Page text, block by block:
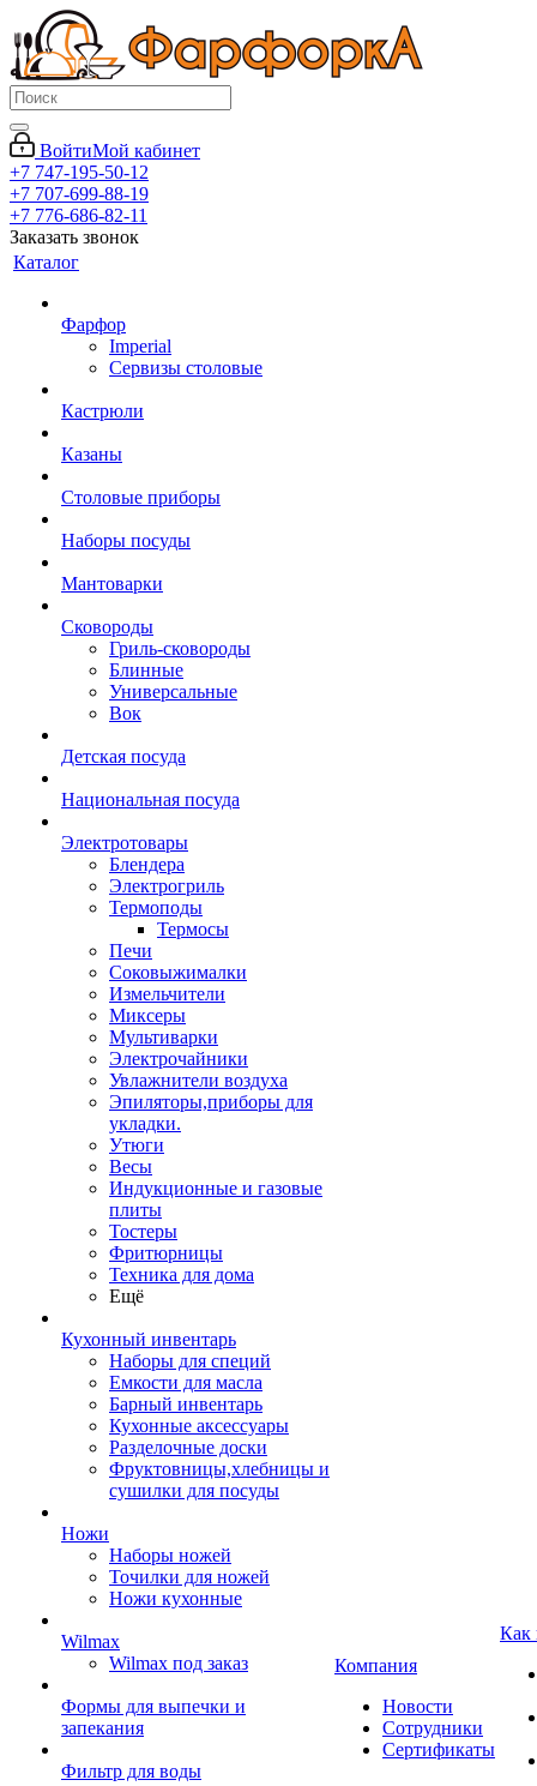
ВойтиМой кабинет
+7 747-195-50-12
+7 707-699-88-19
+7 776-686-82-11
Заказать звонок
Каталог
Фарфор
Imperial
Сервизы столовые
Кастрюли
Казаны
Столовые приборы
Наборы посуды
Мантоварки
Сковороды
Гриль-сковороды
Блинные
Универсальные
Вок
Детская посуда
Национальная посуда
Электротовары
Блендера
Электрогриль
Термоподы
Термосы
Печи
Соковыжималки
Измельчители
Миксеры
Мультиварки
Электрочайники
Увлажнители воздуха
Эпиляторы,приборы для
укладки.
Утюги
Весы
Индукционные и газовые
плиты
Тостеры
Фритюрницы
Техника для дома
Ещё
Кухонный инвентарь
Наборы для специй
Емкости для масла
Барный инвентарь
Кухонные аксессуары
Разделочные доски
Фруктовницы,хлебницы и
сушилки для посуды
Ножи
Наборы ножей
Точилки для ножей
Ножи кухонные
Wilmax
Wilmax под заказ
Формы для выпечки и
запекания
Фильтр для воды
Компания
Новости
Сотрудники
Сертификаты
Как